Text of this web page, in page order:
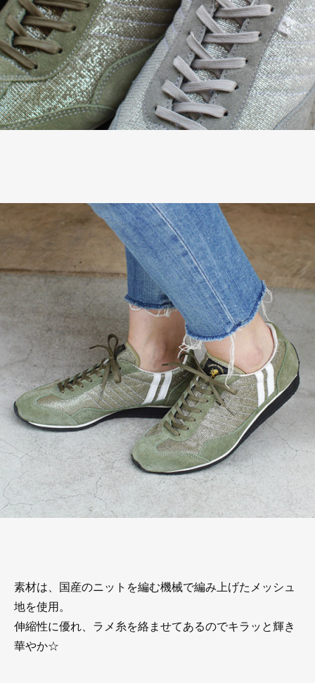
素材は、国産のニットを編む機械で編み上げたメッシュ
地を使用。
伸縮性に優れ、ラメ糸を絡ませてあるのでキラッと輝き
華やか☆